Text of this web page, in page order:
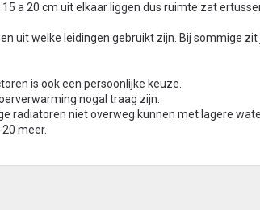
a 20 cm uit elkaar liggen dus ruimte zat
uit welke leidingen gebruikt zijn. Bij sommige
is ook een persoonlijke keuze.
nogal traag zijn.
radiatoren niet overweg kunnen met lagere
meer.